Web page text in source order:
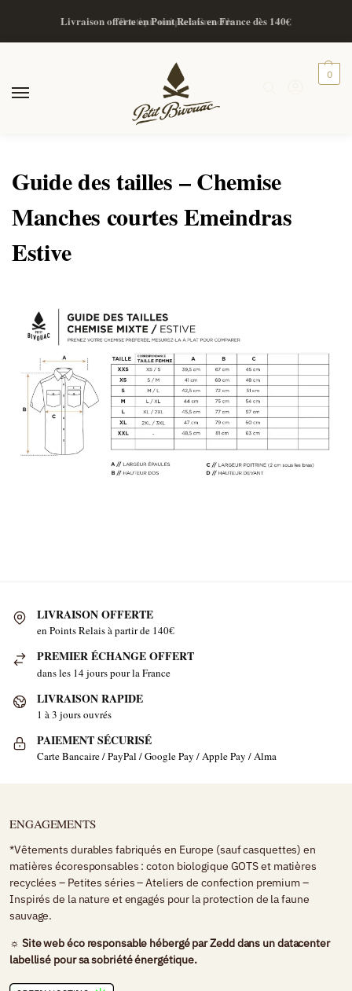
Livraison offerte en Point Relais en France dès 140€
Boutique unique à Grenoble
0
Guide des tailles – Chemise
Manches courtes Emeindras
Estive
LIVRAISON OFFERTE
en Points Relais à partir de 140€
PREMIER ÉCHANGE OFFERT
dans les 14 jours pour la France
LIVRAISON RAPIDE
1 à 3 jours ouvrés
PAIEMENT SÉCURISÉ
Carte Bancaire / PayPal / Google Pay / Apple Pay / Alma
ENGAGEMENTS
*Vêtements durables fabriqués en Europe (sauf casquettes) en
matières écoresponsables : coton biologique GOTS et matières
recyclées – Petites séries – Ateliers de confection premium –
Inspirés de la nature et engagés pour la protection de la faune
sauvage.
☼ Site web éco responsable hébergé parZedddans un datacenter
labellisé pour sa sobriété énergétique.